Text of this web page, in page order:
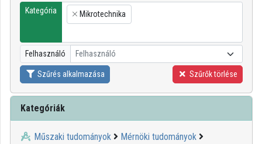
Intézményi listák
Intézmények
Közreműködők
Kategória
×
Mikrotechnika
Felhasználó Felhasználó
Szűrés alkalmazása Szűrők törlése
Kategóriák
Műszaki tudományok
Mérnöki tudományok